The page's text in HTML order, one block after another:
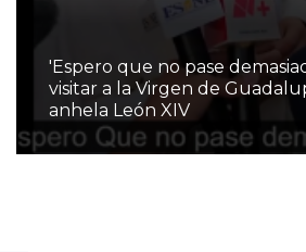
'Espero que no pase
visitar a la Virgen de
anhela León XIV